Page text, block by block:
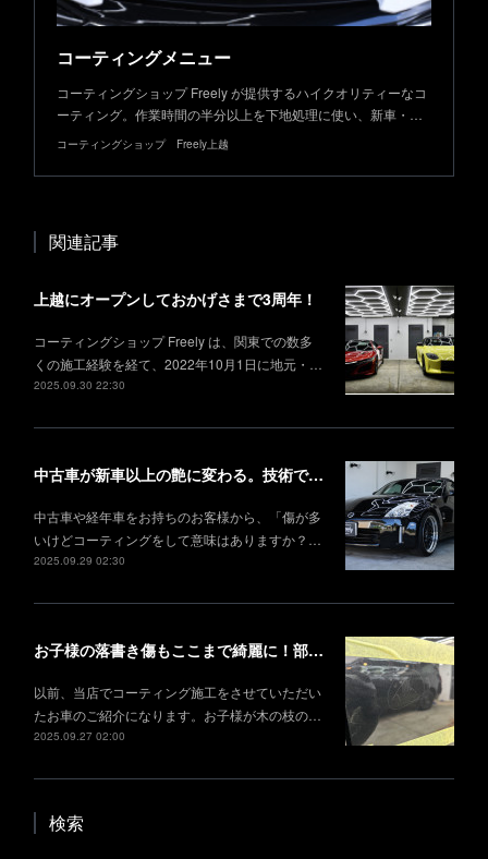
コーティングメニュー
コーティングショップ Freely が提供するハイクオリティーなコ
ーティング。作業時間の半分以上を下地処理に使い、新車・…
コーティングショップ Freely上越
関連記事
上越にオープンしておかげさまで3周年！
コーティングショップ Freely は、関東での数多
くの施工経験を経て、2022年10月1日に地元・…
2025.09.30 22:30
中古車が新車以上の艶に変わる。技術で叶える理想の仕上がり
中古車や経年車をお持ちのお客様から、「傷が多
いけどコーティングをして意味はありますか？…
2025.09.29 02:30
お子様の落書き傷もここまで綺麗に！部分研磨＋部分コーティング事例
以前、当店でコーティング施工をさせていただい
たお車のご紹介になります。お子様が木の枝の…
2025.09.27 02:00
検索